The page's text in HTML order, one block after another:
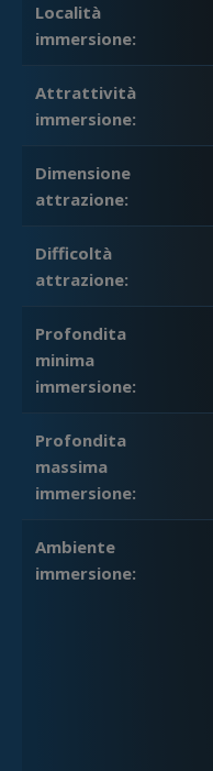
Località
immersione:
Attrattività
immersione:
Dimensione
attrazione:
Difficoltà
attrazione:
Profondita
minima
immersione:
Profondita
massima
immersione:
Ambiente
immersione: